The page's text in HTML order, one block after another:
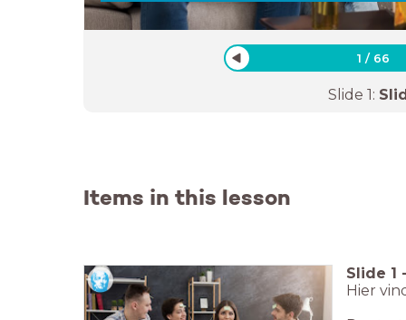
1 / 66
Slide 1:
Items in this lesson
Slide 1 -
Hier